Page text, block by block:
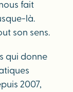
fait
là.
son sens.
qui donne
2007,